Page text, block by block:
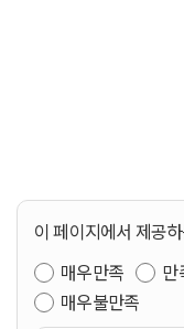
이 페이지에서 제공
매우만족
만
매우불만족